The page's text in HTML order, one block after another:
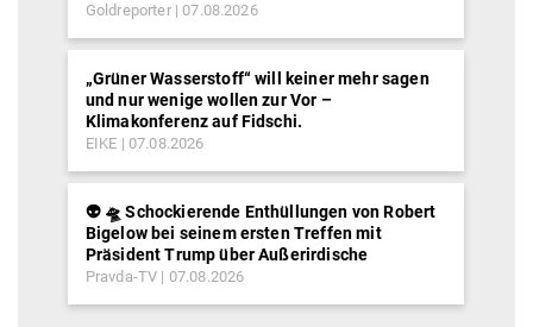
Goldreporter 07.08.2026
„Grüner Wasserstoff“ will keiner mehr sagen
und nur wenige wollen zur Vor –
Klimakonferenz auf Fidschi.
EIKE 07.08.2026
👽 🛸 Schockierende Enthüllungen von Robert
Bigelow bei seinem ersten Treffen mit
Präsident Trump über Außerirdische
Pravda-TV 07.08.2026